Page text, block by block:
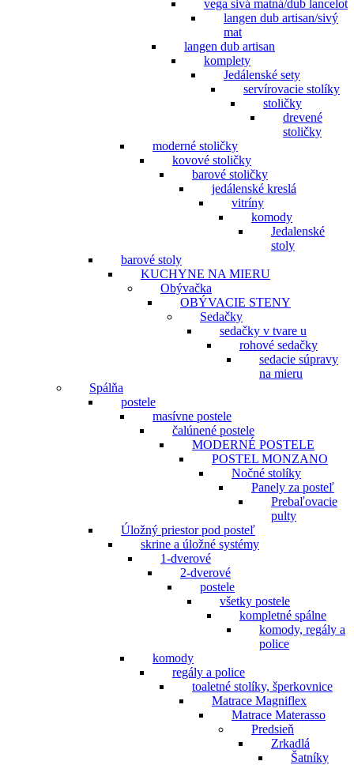
vega sivá matná/dub lancelot
langen dub artisan/sivý
mat
langen dub artisan
komplety
Jedálenské sety
servírovacie stolíky
stoličky
drevené
stoličky
moderné stoličky
kovové stoličky
barové stoličky
jedálenské kreslá
vitríny
komody
Jedalenské
stoly
barové stoly
KUCHYNE NA MIERU
Obývačka
OBÝVACIE STENY
Sedačky
sedačky v tvare u
rohové sedačky
sedacie súpravy
na mieru
Spálňa
postele
masívne postele
čalúnené postele
MODERNÉ POSTELE
POSTEL MONZANO
Nočné stolíky
Panely za posteľ
Prebaľovacie
pulty
Úložný priestor pod posteľ
skrine a úložné systémy
1-dverové
2-dverové
postele
všetky postele
kompletné spálne
komody, regály a
police
komody
regály a police
toaletné stolíky, šperkovnice
Matrace Magniflex
Matrace Materasso
Predsieň
Zrkadlá
Šatníky